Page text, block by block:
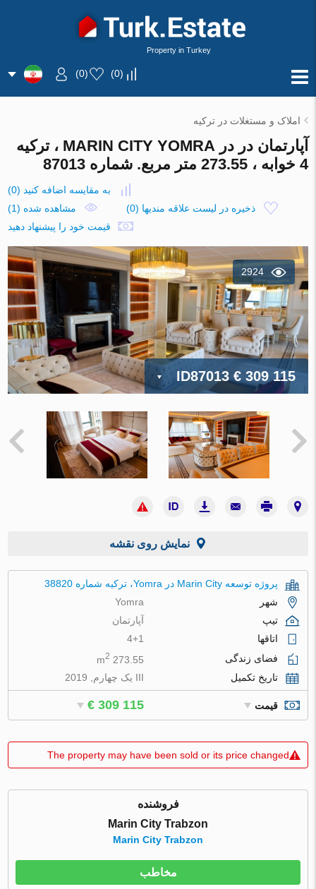
Property in Turkey
(
0
)
(
0
)
املاک و مستغلات در ترکیه
آپارتمان در در MARIN CITY YOMRA ، ترکیه
4 خوابه ، 273.55 متر مربع. شماره 87013
به مقایسه اضافه کنید (
0
)
ذخیره در لیست علاقه مندیها (
0
)
مشاهده شده (1)
قیمت خود را پیشنهاد دهید
2924
ID87013€ 309 115
نمایش روی نقشه
پروژه توسعه Marin City در Yomra، ترکیه شماره 38820
شهر
Yomra
تیپ
آپارتمان
اتاقها
4+1
فضای زندگی
273.55 m
2
تاریخ تکمیل III یک چهارم, 2019
قیمت € 309 115
The property may have been sold or its price changed
فروشنده
Marin City Trabzon
Marin City Trabzon
مخاطب